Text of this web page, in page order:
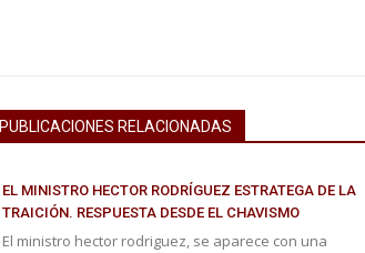
PUBLICACIONES RELACIONADAS
EL MINISTRO HECTOR RODRÍGUEZ ESTRATEGA DE LA
TRAICIÓN. RESPUESTA DESDE EL CHAVISMO
El ministro hector rodriguez, se aparece con una